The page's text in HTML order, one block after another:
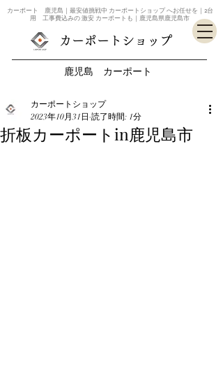
カーポートショップ
カーポート 鹿児島｜最安値挑戦中 カーポートショップ へお任せを｜2台
用 工事費込みの 激安 カーポートも｜鹿児島県鹿児島市
鹿児島 カーポート
折板カーポートin鹿児島市
カーポートショップ
2023年10月31日 読了時間: 1分